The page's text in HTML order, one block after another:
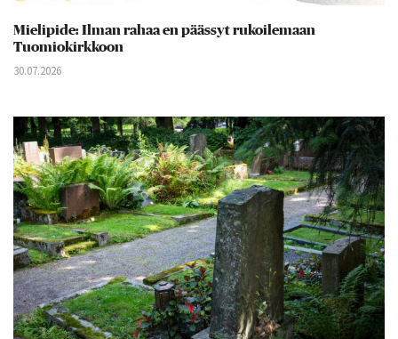
Mielipide: Ilman rahaa en päässyt rukoilemaan
Tuomiokirkkoon
30.07.2026